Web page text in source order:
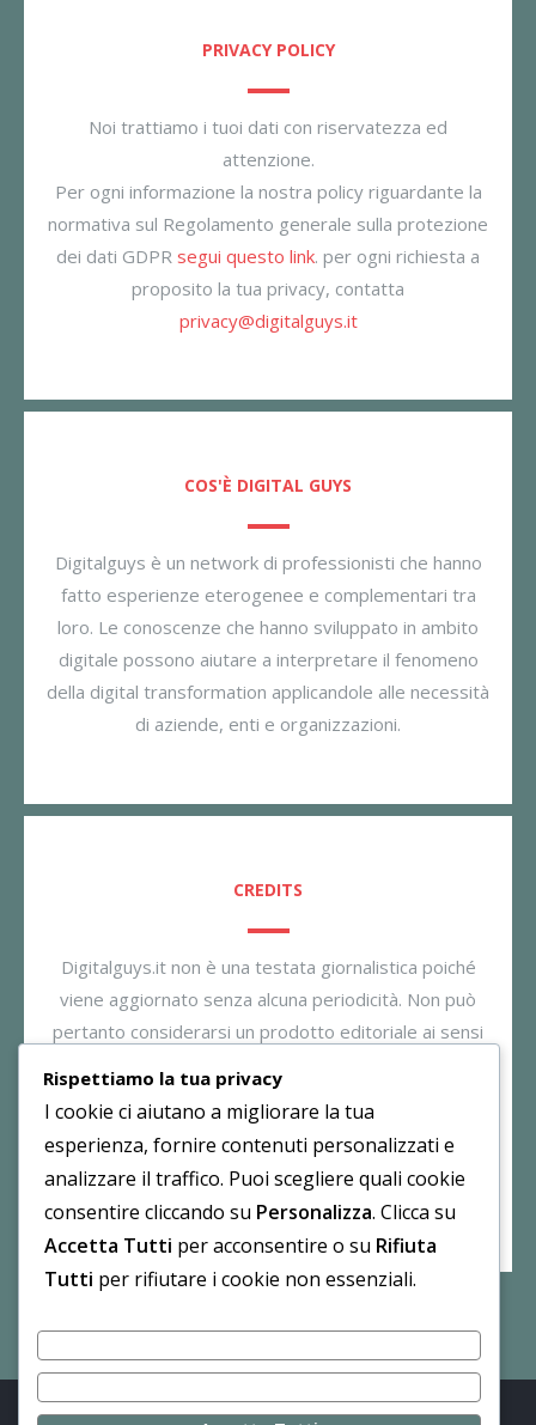
PRIVACY POLICY
Noi trattiamo i tuoi dati con riservatezza ed
attenzione.
Per ogni informazione la nostra policy riguardante la
normativa sul Regolamento generale sulla protezione
dei dati GDPR segui questo link. per ogni richiesta a
proposito la tua privacy, contatta
privacy@digitalguys.it
COS'È DIGITAL GUYS
Digitalguys è un network di professionisti che hanno
fatto esperienze eterogenee e complementari tra
loro. Le conoscenze che hanno sviluppato in ambito
digitale possono aiutare a interpretare il fenomeno
della digital transformation applicandole alle necessità
di aziende, enti e organizzazioni.
CREDITS
Digitalguys.it non è una testata giornalistica poiché
viene aggiornato senza alcuna periodicità. Non può
pertanto considerarsi un prodotto editoriale ai sensi
essere responsabile per i commenti inseriti nei post.
Eventuali commenti dei lettori, lesivi all’immagine o
all’onorabilità di persone terze non sono da attribuirsi
al gestore.
Rispettiamo la tua privacy
I cookie ci aiutano a migliorare la tua
esperienza, fornire contenuti personalizzati e
analizzare il traffico. Puoi scegliere quali cookie
consentire cliccando su Personalizza. Clicca su
Accetta Tutti per acconsentire o su Rifiuta
Tutti per rifiutare i cookie non essenziali.